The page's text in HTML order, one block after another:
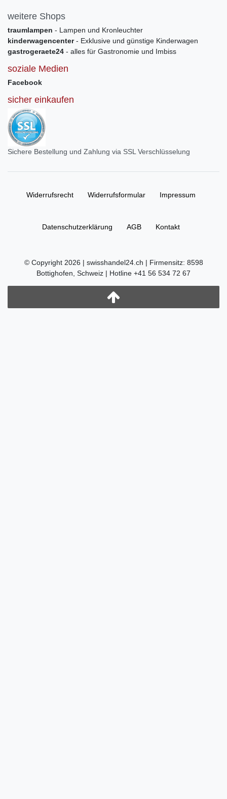
weitere Shops
traumlampen - Lampen und Kronleuchter
kinderwagencenter- Exklusive und günstige Kinderwagen
gastrogeraete24 - alles für Gastronomie und Imbiss
soziale Medien
Facebook
sicher einkaufen
Sichere Bestellung und Zahlung via SSL Verschlüsselung
Widerrufs­recht Widerrufs­formular Impressum
Daten­schutz­erklärung AGB Kontakt
© Copyright 2026 | swisshandel24.ch | Firmensitz: 8598
Bottighofen, Schweiz | Hotline +41 56 534 72 67